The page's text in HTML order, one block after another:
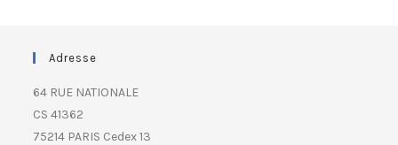
Adresse
64 RUE NATIONALE
CS 41362
75214 PARIS Cedex 13